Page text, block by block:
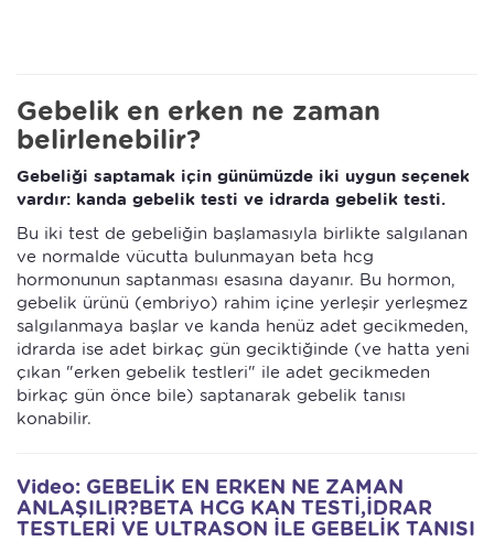
Gebelik en erken ne zaman
belirlenebilir?
Gebeliği saptamak için günümüzde iki uygun seçenek
vardır: kanda gebelik testi ve idrarda gebelik testi.
Bu iki test de gebeliğin başlamasıyla birlikte salgılanan
ve normalde vücutta bulunmayan beta hcg
hormonunun saptanması esasına dayanır. Bu hormon,
gebelik ürünü (embriyo) rahim içine yerleşir yerleşmez
salgılanmaya başlar ve kanda henüz adet gecikmeden,
idrarda ise adet birkaç gün geciktiğinde (ve hatta yeni
çıkan "erken gebelik testleri" ile adet gecikmeden
birkaç gün önce bile) saptanarak gebelik tanısı
konabilir.
Video: GEBELİK EN ERKEN NE ZAMAN
ANLAŞILIR?BETA HCG KAN TESTİ,İDRAR
TESTLERİ VE ULTRASON İLE GEBELİK TANISI